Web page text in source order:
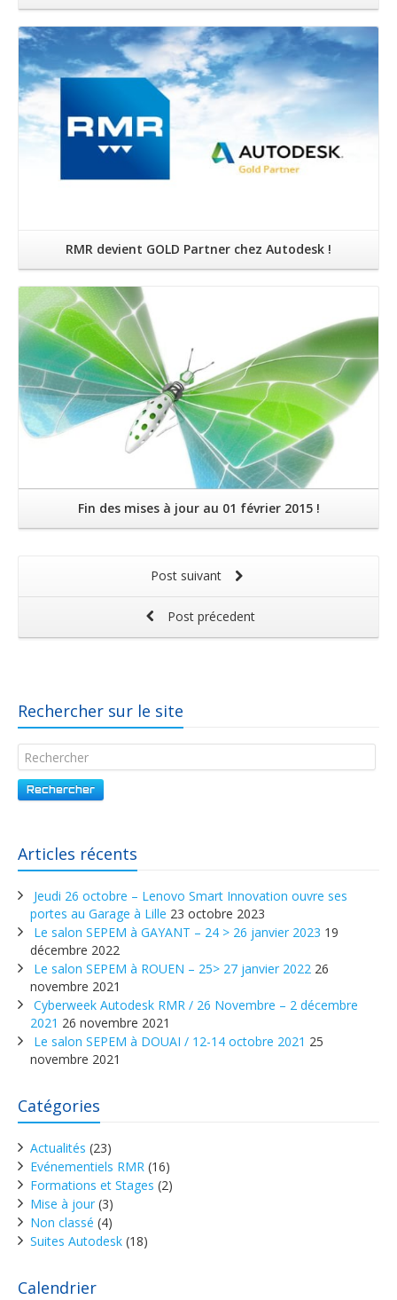
Lire la suite
RMR devient GOLD Partner chez Autodesk !
Fin des mises à jour au 01 février 2015 !
Post suivant
Post précedent
Rechercher sur le site
Rechercher
Articles récents
Jeudi 26 octobre – Lenovo Smart Innovation ouvre ses
portes au Garage à Lille 23 octobre 2023
Le salon SEPEM à GAYANT – 24 > 26 janvier 2023 19
décembre 2022
Le salon SEPEM à ROUEN – 25> 27 janvier 2022 26
novembre 2021
Cyberweek Autodesk RMR / 26 Novembre – 2 décembre
2021 26 novembre 2021
Le salon SEPEM à DOUAI / 12-14 octobre 2021 25
novembre 2021
Catégories
Actualités (23)
Evénementiels RMR (16)
Formations et Stages (2)
Mise à jour (3)
Non classé (4)
Suites Autodesk (18)
Calendrier